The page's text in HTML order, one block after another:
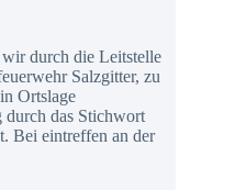
durch die Leitstelle
Salzgitter, zu
Ortslage
das Stichwort
Bei eintreffen an der